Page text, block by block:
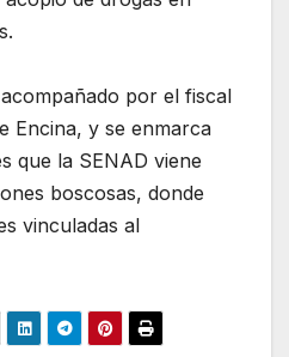
por el fiscal
Encina, y se enmarca
que la SENAD viene
boscosas, donde
vinculadas al